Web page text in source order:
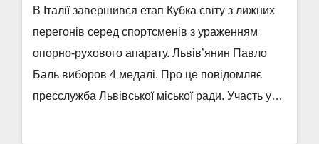
В Італії завершився етап Кубка світу з лижних
перегонів серед спортсменів з ураженням
опорно-рухового апарату. Львів’янин Павло
Баль виборов 4 медалі. Про це повідомляє
пресслужба Львівської міської ради. Участь у…